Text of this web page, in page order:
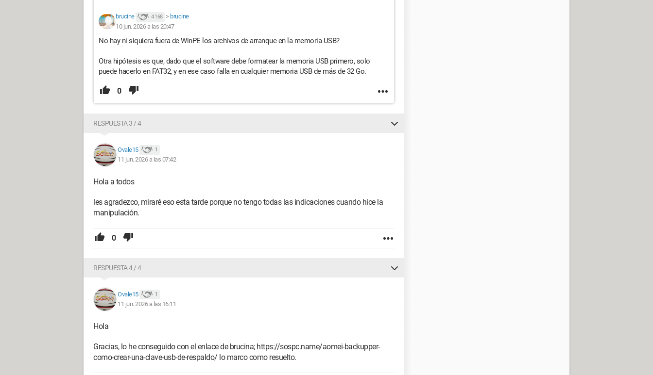
brucine 4 168 > brucine
10 jun. 2026 a las 20:47
No hay ni siquiera fuera de WinPE los archivos de arranque en la memoria USB?
Otra hipótesis es que, dado que el software debe formatear la memoria USB primero, solo
puede hacerlo en FAT32, y en ese caso falla en cualquier memoria USB de más de 32 Go.
0
RESPUESTA 3 / 4
Ovale15 1
11 jun. 2026 a las 07:42
Hola a todos
les agradezco, miraré eso esta tarde porque no tengo todas las indicaciones cuando hice la
manipulación.
0
RESPUESTA 4 / 4
Ovale15 1
11 jun. 2026 a las 16:11
Hola
Gracias, lo he conseguido con el enlace de brucina; https://sospc.name/aomei-backupper-
como-crear-una-clave-usb-de-respaldo/ lo marco como resuelto.